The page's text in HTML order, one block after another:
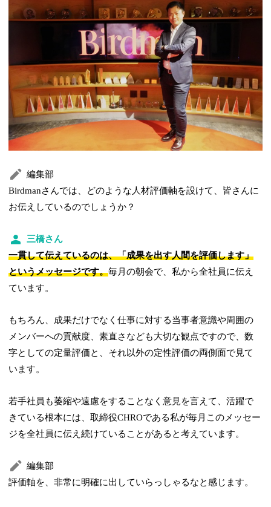
編集部
Birdmanさんでは、どのような人材評価軸を設けて、皆さんに
お伝えしているのでしょうか？
三橋さん
一貫して伝えているのは、「成果を出す人間を評価します」
というメッセージです。毎月の朝会で、私から全社員に伝え
ています。
もちろん、成果だけでなく仕事に対する当事者意識や周囲の
メンバーへの貢献度、素直さなども大切な観点ですので、数
字としての定量評価と、それ以外の定性評価の両側面で見て
います。
若手社員も萎縮や遠慮をすることなく意見を言えて、活躍で
きている根本には、取締役CHROである私が毎月このメッセー
ジを全社員に伝え続けていることがあると考えています。
編集部
評価軸を、非常に明確に出していらっしゃるなと感じます。